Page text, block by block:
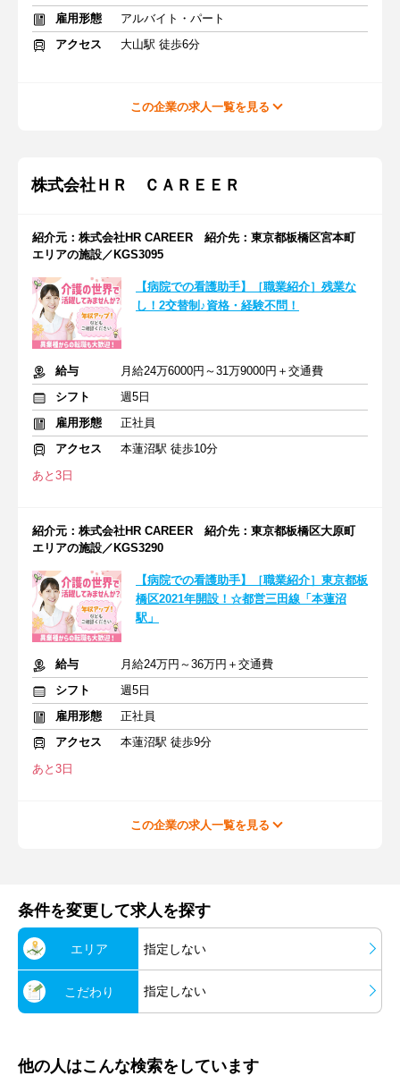
雇用形態
アルバイト・パート
アクセス
大山駅 徒歩6分
この企業の求人一覧を見る
株式会社ＨＲ ＣＡＲＥＥＲ
紹介元：株式会社HR CAREER 紹介先：東京都板橋区宮本町
エリアの施設／KGS3095
【病院での看護助手】［職業紹介］残業な
し！2交替制♪資格・経験不問！
給与
月給24万6000円～31万9000円＋交通費
シフト
週5日
雇用形態
正社員
アクセス
本蓮沼駅 徒歩10分
あと3日
紹介元：株式会社HR CAREER 紹介先：東京都板橋区大原町
エリアの施設／KGS3290
【病院での看護助手】［職業紹介］東京都板
橋区2021年開設！☆都営三田線「本蓮沼
駅」
給与
月給24万円～36万円＋交通費
シフト
週5日
雇用形態
正社員
アクセス
本蓮沼駅 徒歩9分
あと3日
この企業の求人一覧を見る
条件を変更して求人を探す
エリア 指定しない
こだわり 指定しない
他の人はこんな検索をしています